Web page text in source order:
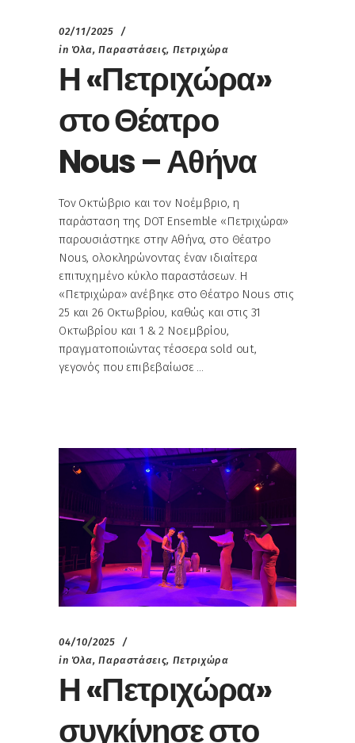
02/11/2025
in Όλα,Παραστάσεις, Πετριχώρα
Η «Πετριχώρα»
στο Θέατρο
Nous – Αθήνα
Τον Οκτώβριο και τον Νοέμβριο, η
παράσταση της DOT Ensemble «Πετριχώρα»
παρουσιάστηκε στην Αθήνα, στο Θέατρο
Nous, ολοκληρώνοντας έναν ιδιαίτερα
επιτυχημένο κύκλο παραστάσεων. Η
«Πετριχώρα» ανέβηκε στο Θέατρο Nous στις
25 και 26 Οκτωβρίου, καθώς και στις 31
Οκτωβρίου και 1 & 2 Νοεμβρίου,
πραγματοποιώντας τέσσερα sold out,
γεγονός που επιβεβαίωσε
04/10/2025
in Όλα,Παραστάσεις, Πετριχώρα
Η «Πετριχώρα»
συγκίνησε στο